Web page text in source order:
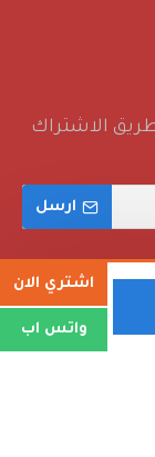
اشتري الان
واتس اب
طريق الاشتراك
ارسل